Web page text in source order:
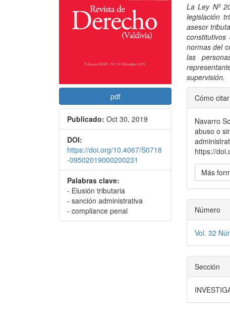
pdf
Publicado: Oct 30, 2019
DOI:
https://doi.org/10.4067/S0718
-09502019000200231
Palabras clave:
- Elusión tributaria
- sanción administrativa
- compliance penal
La Ley Nº
legislación
asesor
normas del
las
supervisión.
del
Cómo citar
Navarro
abuso o
https://
Más
Número
Vol. 32
Sección